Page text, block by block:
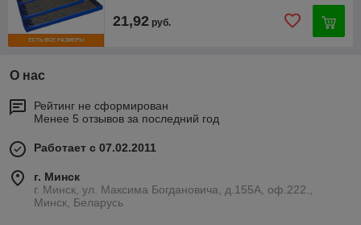
21,92 руб.
О нас
Рейтинг не сформирован
Менее 5 отзывов за последний год
Работает с 07.02.2011
г. Минск
г. Минск, ул. Максима Богдановича, д.155А, оф.222.,
Минск, Беларусь